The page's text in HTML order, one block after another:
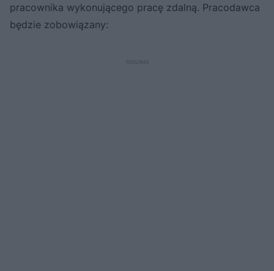
pracownika wykonującego pracę zdalną. Pracodawca
będzie zobowiązany: